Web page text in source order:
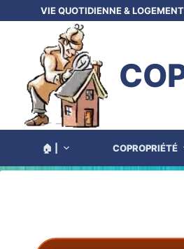
VIE QUOTIDIENNE & LOGEMENT
🏠 | COPROPRIÉTÉ